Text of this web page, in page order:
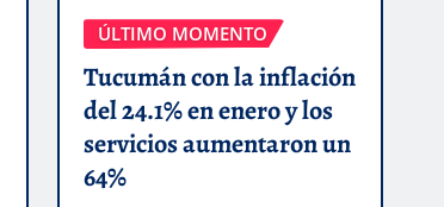
ÚLTIMO MOMENTO
Tucumán con la inflación
del 24.1% en enero y los
servicios aumentaron un
64%